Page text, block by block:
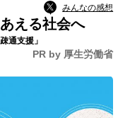
みんなの感想
える社会へ
通支援」
PR by 厚生労働省